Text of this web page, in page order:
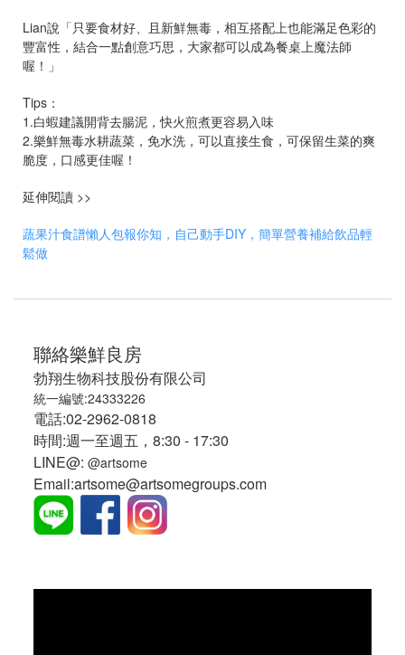
Lian說「只要食材好、且新鮮無毒，相互搭配上也能滿足色彩的
豐富性，結合一點創意巧思，大家都可以成為餐桌上魔法師
喔！」
Tips：
1.白蝦建議開背去腸泥，快火煎煮更容易入味
2.樂鮮無毒水耕蔬菜，免水洗，可以直接生食，可保留生菜的爽
脆度，口感更佳喔！
延伸閱讀 >>
蔬果汁食譜懶人包報你知，自己動手DIY，簡單營養補給飲品輕
鬆做
聯絡樂鮮良房
勃翔生物科技股份有限公司
統一編號:24333226
電話:02-2962-0818
時間:週一至週五，8:30 - 17:30
LINE@: @artsome
Email:artsome@artsomegroups.com